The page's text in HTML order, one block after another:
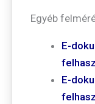
Egyéb
E-
E-